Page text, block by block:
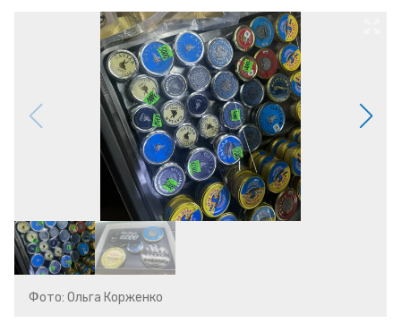
Фото: Ольга Корженко